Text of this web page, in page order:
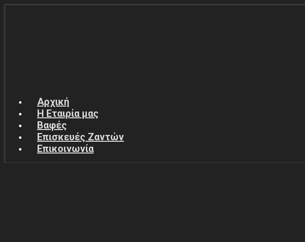
Αρχική
Η Εταιρία μας
Βαφές
Επισκευές Ζαντών
Επικοινωνία